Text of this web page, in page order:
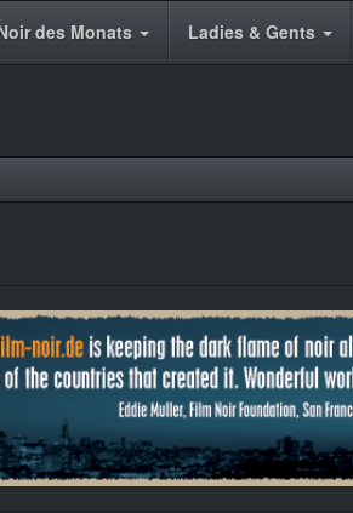
des Monats Ladies & Gents